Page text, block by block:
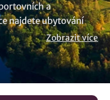
a
najdete ubytování
i více osob v
zda plánujete firemní
jste prostě skupina
chvíle. Máme
jinou představu?
Zobrazit více